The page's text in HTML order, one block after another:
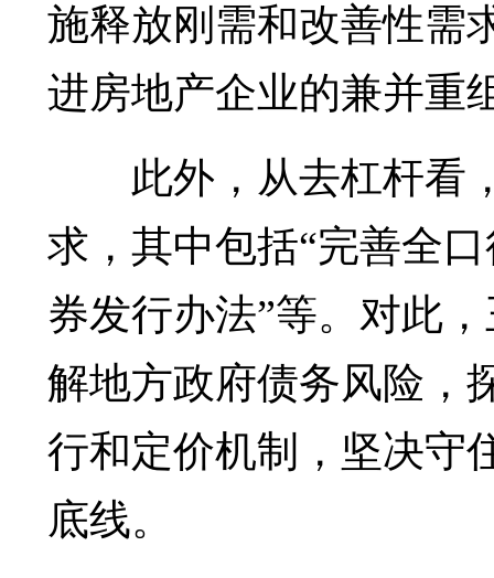
施释放刚需和改善性需
进房地产企业的兼并重
此外，从去杠杆看
求，其中包括“完善全
券发行办法”等。对此
解地方政府债务风险，
行和定价机制，坚决守
底线。